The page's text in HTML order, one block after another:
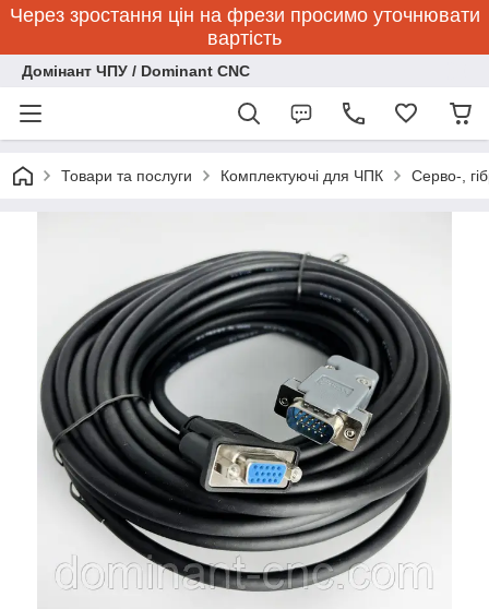
Через зростання цін на фрези просимо уточнювати
вартість
Домінант ЧПУ / Dominant CNC
Товари та послуги Комплектуючі для ЧПК Серво-,